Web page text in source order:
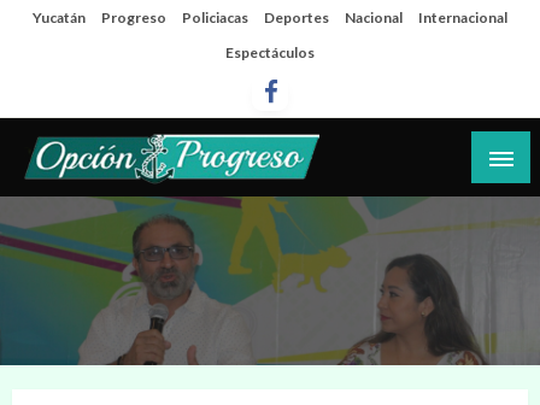
SaltaYucatán Progreso Policiacas Deportes Nacional
Internacional
Espectáculos
Opción Progreso
Las noticias del día a día del puerto